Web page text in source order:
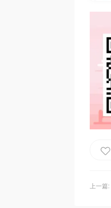
上一篇: